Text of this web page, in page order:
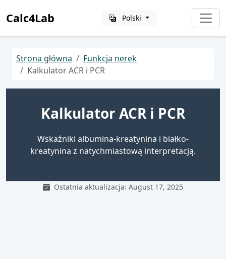
Calc4Lab Polski
Strona główna
Funkcja nerek
Kalkulator ACR i PCR
Kalkulator ACR i PCR
Wskaźniki albumina-kreatynina i białko-
kreatynina z natychmiastową interpretacją.
Ostatnia aktualizacja: August 17, 2025